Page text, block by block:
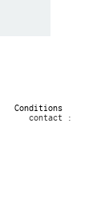
Conditions
contact :